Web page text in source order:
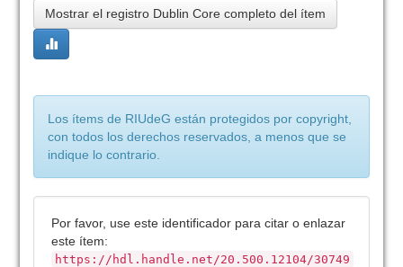
Mostrar el registro Dublin Core completo del ítem
Los ítems de RIUdeG están protegidos por copyright,
con todos los derechos reservados, a menos que se
indique lo contrario.
Por favor, use este identificador para citar o enlazar
este ítem:
https://hdl.handle.net/20.500.12104/30749